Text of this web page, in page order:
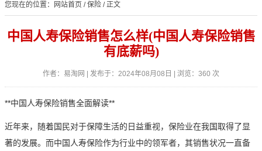
您现在的位置： 网站首页 /保险 / 正文
中国人寿保险销售怎么样(中国人寿保险销售
有底薪吗)
作者：易淘网 | 发布于：2024年08月08日 | 浏览：360 次
**中国人寿保险销售全面解读**
近年来，随着国民对于保障生活的日益重视，保险业在我国取得了显
著的发展。而中国人寿保险作为行业中的领军者，其销售状况一直备